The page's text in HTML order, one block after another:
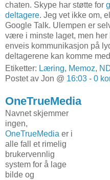
chaten. Skype har støtte for
deltagere. Jeg vet ikke om,
Google Talk. Ulempen er
være i minste laget, men
enveis kommunikasjon på
deltagerene kan komme
Etiketter: Læring, Memoz,
Postet av Jon @ 16:03 - 0
OneTrueMedia
Navnet skjemmer
ingen,
OneTrueMedia er i
alle fall et rimelig
brukervennlig
system for å lage
bilde og